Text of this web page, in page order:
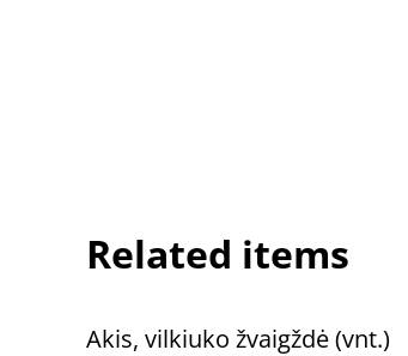
Related items
Akis, vilkiuko žvaigždė (vnt.)